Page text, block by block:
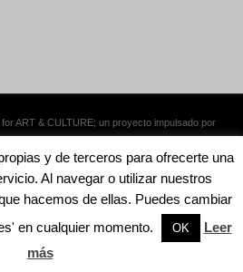
ART & CULTURE; un proyecto impulsado por
y de terceros para ofrecerte una
Al navegar o utilizar nuestros
hacemos de ellas. Puedes cambiar
en cualquier momento.
OK
Leer
más
Català Español